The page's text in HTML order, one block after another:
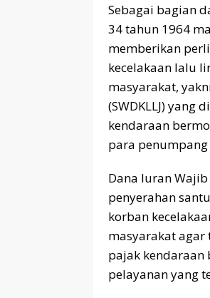
Sebagai bagian
34 tahun 1964
memberikan
kecelakaan lalu
masyarakat,
(SWDKLLJ)
kendaraan
para
Dana Iuran
penyerahan
korban
masyarakat
pajak kendaraan
pelayanan yang